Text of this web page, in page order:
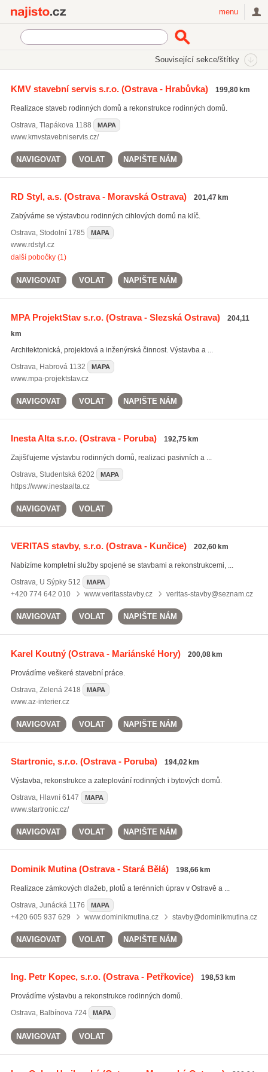
menu
Související sekce/štítky
Byty a rodinné domy
KMV stavební servis s.r.o.(Ostrava - Hrabůvka) 199,80 km
Realizace staveb rodinných domů a rekonstrukce rodinných domů.
Ostrava, Tlapákova 1188 MAPA
www.kmvstavebniservis.cz/
NAVIGOVAT VOLAT NAPIŠTE NÁM
RD Styl, a.s.(Ostrava - Moravská Ostrava) 201,47 km
Zabýváme se výstavbou rodinných cihlových domů na klíč.
Ostrava, Stodolní 1785 MAPA
www.rdstyl.cz
další pobočky (1)
NAVIGOVAT VOLAT NAPIŠTE NÁM
MPA ProjektStav s.r.o.(Ostrava - Slezská Ostrava)
204,11
km
Architektonická, projektová a inženýrská činnost. Výstavba a ...
Ostrava, Habrová 1132 MAPA
www.mpa-projektstav.cz
NAVIGOVAT VOLAT NAPIŠTE NÁM
Inesta Alta s.r.o.(Ostrava - Poruba) 192,75 km
Zajišťujeme výstavbu rodinných domů, realizaci pasivních a ...
Ostrava, Studentská 6202 MAPA
https://www.inestaalta.cz
NAVIGOVAT VOLAT
VERITAS stavby, s.r.o.(Ostrava - Kunčice) 202,60 km
Nabízíme kompletní služby spojené se stavbami a rekonstrukcemi, ...
Ostrava, U Sýpky 512 MAPA
+420 774 642 010 www.veritasstavby.cz veritas-stavby@seznam.cz
NAVIGOVAT VOLAT NAPIŠTE NÁM
Karel Koutný(Ostrava - Mariánské Hory) 200,08 km
Provádíme veškeré stavební práce.
Ostrava, Zelená 2418 MAPA
www.az-interier.cz
NAVIGOVAT VOLAT NAPIŠTE NÁM
Startronic, s.r.o.(Ostrava - Poruba) 194,02 km
Výstavba, rekonstrukce a zateplování rodinných i bytových domů.
Ostrava, Hlavní 6147 MAPA
www.startronic.cz/
NAVIGOVAT VOLAT NAPIŠTE NÁM
Dominik Mutina(Ostrava - Stará Bělá) 198,66 km
Realizace zámkových dlažeb, plotů a terénních úprav v Ostravě a ...
Ostrava, Junácká 1176 MAPA
+420 605 937 629 www.dominikmutina.cz stavby@dominikmutina.cz
NAVIGOVAT VOLAT NAPIŠTE NÁM
Ing. Petr Kopec, s.r.o.(Ostrava - Petřkovice) 198,53 km
Provádíme výstavbu a rekonstrukce rodinných domů.
Ostrava, Balbínova 724 MAPA
NAVIGOVAT VOLAT